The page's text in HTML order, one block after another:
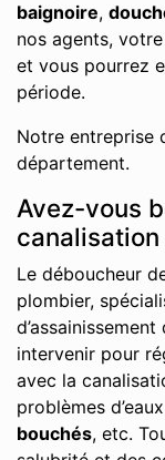
baignoire,
nos agents,
et vous pourrez
période.
Notre entreprise
département.
Avez-vous
Le déboucheur
plombier,
intervenir pour
avec la
problèmes
bouchés, etc.